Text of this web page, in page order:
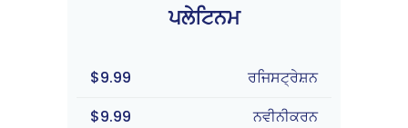
ਪਲੇਟਿਨਮ
$9.99
ਰਜਿਸਟ੍ਰੇਸ਼ਨ
$9.99
ਨਵੀਨੀਕਰਨ